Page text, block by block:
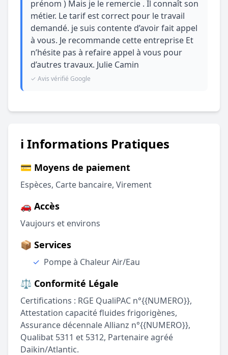
prénom ) Mais je le remercie . Il connaît son
métier. Le tarif est correct pour le travail
demandé. je suis contente d’avoir fait appel
à vous. Je recommande cette entreprise Et
n’hésite pas à refaire appel à vous pour
d’autres travaux. Julie Camin
✓ Avis vérifié Google
ℹ️ Informations Pratiques
💳 Moyens de paiement
Espèces, Carte bancaire, Virement
🚗 Accès
Vaujours et environs
📦 Services
✓ Pompe à Chaleur Air/Eau
⚖️ Conformité Légale
Certifications : RGE QualiPAC n°{{NUMERO}},
Attestation capacité fluides frigorigènes,
Assurance décennale Allianz n°{{NUMERO}},
Qualibat 5311 et 5312, Partenaire agréé
Daikin/Atlantic.